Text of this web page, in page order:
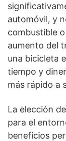
automóvil, y
combustible
aumento del
una bicicleta
tiempo y
más rápido a
La elección
para el
beneficios